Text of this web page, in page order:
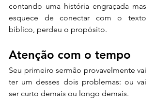
contando uma história engraçada mas
esquece de conectar com o texto
bíblico, perdeu o propósito.
Atenção com o tempo
Seu primeiro sermão provavelmente vai
ter um desses dois problemas: ou vai
ser curto demais ou longo demais.